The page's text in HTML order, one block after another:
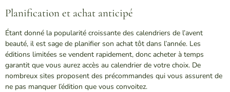
Planification et achat anticipé
Étant donné la popularité croissante des calendriers de l’avent
beauté, il est sage de planifier son achat tôt dans l’année. Les
éditions limitées se vendent rapidement, donc acheter à temps
garantit que vous aurez accès au calendrier de votre choix. De
nombreux sites proposent des précommandes qui vous assurent de
ne pas manquer l’édition que vous convoitez.